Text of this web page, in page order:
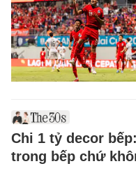
Chi 1 tỷ decor
trong bếp chứ